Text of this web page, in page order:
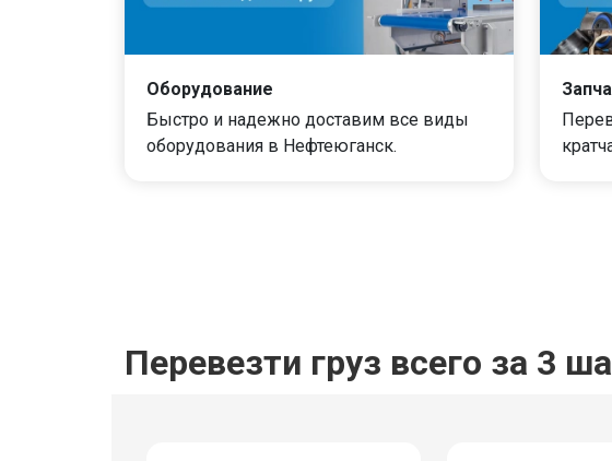
Оборудование
Быстро и надежно доставим все виды
оборудования в Нефтеюганск.
Перевезти груз всего за 3